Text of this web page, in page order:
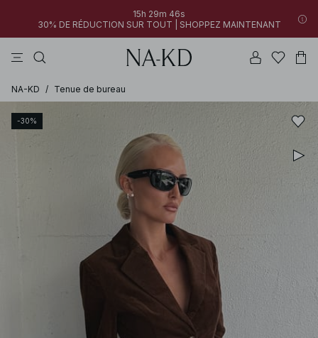
15h 29m 46s
30% DE RÉDUCTION SUR TOUT | SHOPPEZ MAINTENANT
NA-KD / Tenue de bureau
-30%